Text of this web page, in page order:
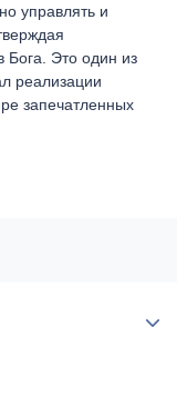
управлять и
Бога. Это один из
реализации
запечатленных